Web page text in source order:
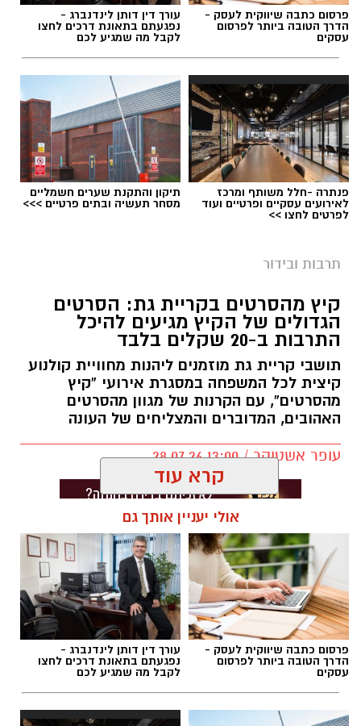
פרסום כתבה שיווקית לעסק -
הדרך הטובה ביותר לפרסום
עסקים
עורך דין דותן לינדנברג -
נפגעתם בתאונת דרכים לחצו
לקבל מה שמגיע לכם
פנתרה -חלל משותף ומרכז
לאירועים עסקיים ופרטיים ועוד
לפרטים לחצו >>
תיקון והתקנת שערים חשמליים
מסחר תעשיה ובתים פרטיים >>>
תרבות ובידור
קיץ מהסרטים בקריית גת: הסרטים
הגדולים של הקיץ מגיעים להיכל
התרבות ב-20 שקלים בלבד
תושבי קריית גת מוזמנים ליהנות מחוויית קולנוע
קיצית לכל המשפחה במסגרת אירועי “קיץ
מהסרטים”, עם הקרנות של מגוון מהסרטים
האהובים, המדוברים והמצליחים של העונה
עופר אשטוקר / 13:00 28.07.26
תגים: סרטים ב-20 שקלים בקריית גת
קרא עוד
אולי יעניין אותך גם
פרסום כתבה שיווקית לעסק -
הדרך הטובה ביותר לפרסום
עסקים
עורך דין דותן לינדנברג -
נפגעתם בתאונת דרכים לחצו
לקבל מה שמגיע לכם